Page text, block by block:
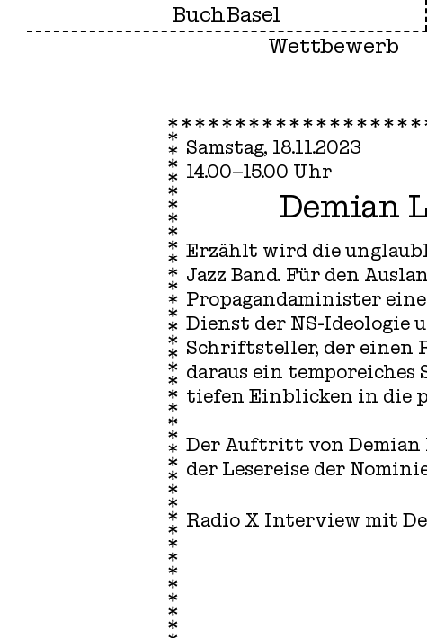
BuchBasel
Wettbewerb
Samstag, 18.11.2023
14.00–15.00 Uhr
Demian
Erzählt wird die
Jazz Band. Für den
Propagandaminister
Dienst der NS-Ideologie
Schriftsteller, der einen
daraus ein temporeiches
tiefen Einblicken in die
Der Auftritt von Demian
der Lesereise der
Radio X Interview mit